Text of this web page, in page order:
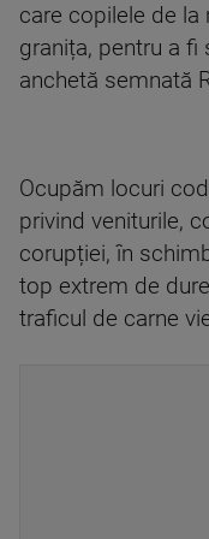
care copilele de
granița, pentru a fi
anchetă semnată
Ocupăm locuri
privind veniturile,
corupției, în
top extrem de
traficul de carne